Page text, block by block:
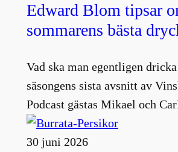
Edward Blom tipsar
sommarens bästa
Vad ska man egentligen
säsongens sista avsnitt av
Podcast gästas Mikael och
30 juni 2026